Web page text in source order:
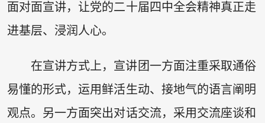
面对面宣讲，让党的二十届四中全会精神真正走
进基层、浸润人心。
在宣讲方式上，宣讲团一方面注重采取通俗
易懂的形式，运用鲜活生动、接地气的语言阐明
观点。另一方面突出对话交流，采用交流座谈和